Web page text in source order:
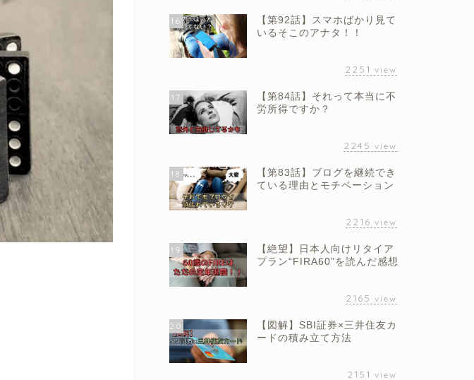
16
【第92話】スマホばかり見て
いるそこのアナタ！！
2251 view
17
【第84話】それって本当に不
労所得ですか？
2245 view
18
【第83話】ブログを継続でき
ている理由とモチベーション
2216 view
19
【絶望】日本人向けリタイア
プラン“FIRA60”を読んだ感想
2165 view
20
【図解】SBI証券×三井住友カ
ードの積み立て方法
2151 view